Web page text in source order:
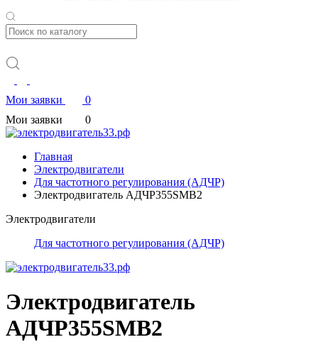
Мои заявки
0
Мои заявки
0
Главная
Электродвигатели
Для частотного регулирования (АДЧР)
Электродвигатель АДЧР355SМВ2
Электродвигатели
Для частотного регулирования (АДЧР)
Электродвигатель
АДЧР355SМВ2